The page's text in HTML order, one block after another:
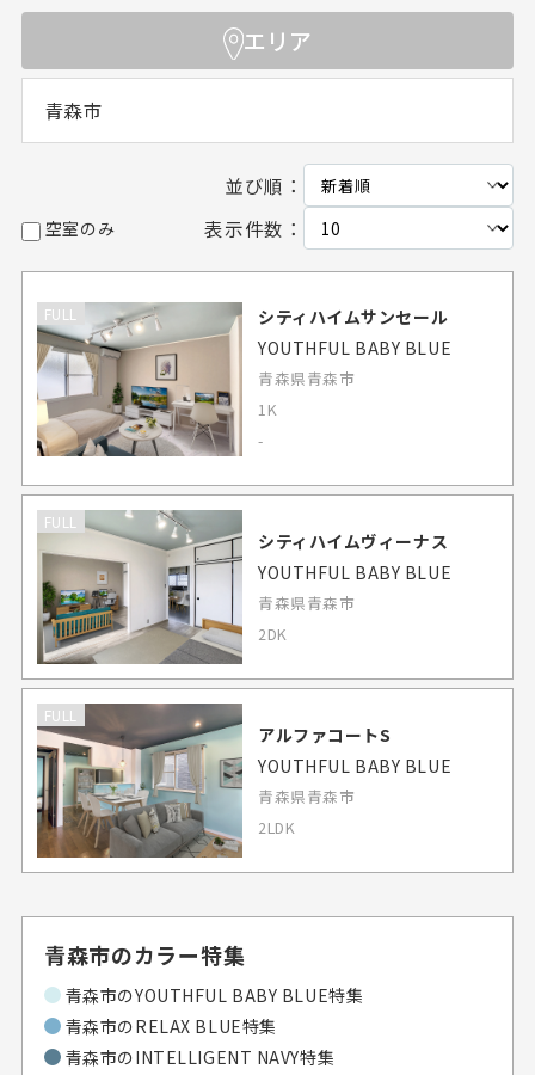
エリア
青森市
並び順：
空室のみ 表示件数：
FULL
シティハイムサンセール
YOUTHFUL BABY BLUE
青森県青森市
1K
-
FULL
シティハイムヴィーナス
YOUTHFUL BABY BLUE
青森県青森市
2DK
FULL
アルファコートS
YOUTHFUL BABY BLUE
青森県青森市
2LDK
青森市のカラー特集
青森市のYOUTHFUL BABY BLUE特集
青森市のRELAX BLUE特集
青森市のINTELLIGENT NAVY特集